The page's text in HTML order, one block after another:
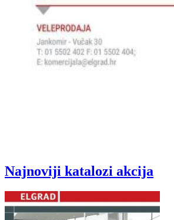
Najnoviji katalozi akcija